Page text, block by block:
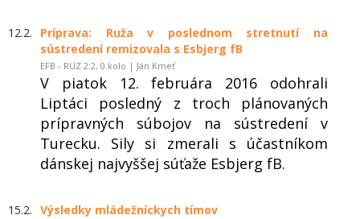
12.2.
Príprava: Ruža v poslednom stretnutí na
sústredení remizovala s Esbjerg fB
EFB - RUZ 2:2, 0.kolo | Ján Kmeť
V piatok 12. februára 2016 odohrali
Liptáci posledný z troch plánovaných
prípravných súbojov na sústredení v
Turecku. Sily si zmerali s účastníkom
dánskej najvyššej súťaže Esbjerg fB.
15.2. Výsledky mládežníckych tímov